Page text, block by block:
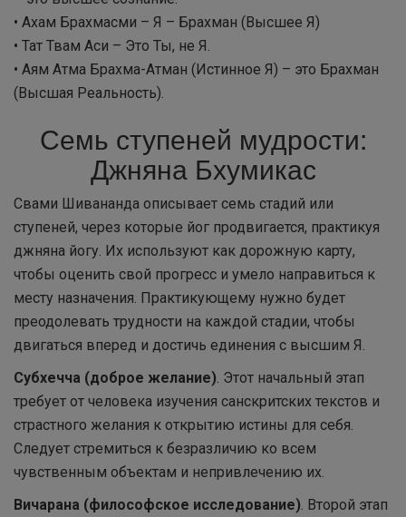
• Ахам Брахмасми – Я – Брахман (Высшее Я)
• Тат Твам Аси – Это Ты, не Я.
• Аям Атма Брахма-Атман (Истинное Я) – это Брахман
(Высшая Реальность).
Семь ступеней мудрости:
Джняна Бхумикас
Свами Шивананда описывает семь стадий или
ступеней, через которые йог продвигается, практикуя
джняна йогу. Их используют как дорожную карту,
чтобы оценить свой прогресс и умело направиться к
месту назначения. Практикующему нужно будет
преодолевать трудности на каждой стадии, чтобы
двигаться вперед и достичь единения с высшим Я.
Субхечча (доброе желание) . Этот начальный этап
требует от человека изучения санскритских текстов и
страстного желания к открытию истины для себя.
Следует стремиться к безразличию ко всем
чувственным объектам и непривлечению их.
Вичарана (философское исследование) . Второй этап